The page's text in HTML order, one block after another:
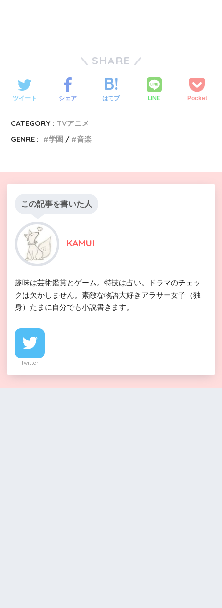
SHARE
ツイート シェア はてブ LINE Pocket
CATEGORY : TVアニメ
GENRE :
学園 音楽
この記事を書いた人
KAMUI
趣味は芸術鑑賞とゲーム。特技は占い。ドラマのチェッ
クは欠かしません。素敵な物語大好きアラサー女子（独
身）たまに自分でも小説書きます。
Twitter